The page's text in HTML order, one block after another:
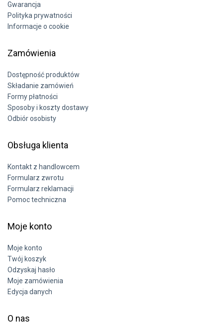
Gwarancja
Polityka prywatności
Informacje o cookie
Zamówienia
Dostępność produktów
Składanie zamówień
Formy płatności
Sposoby i koszty dostawy
Odbiór osobisty
Obsługa klienta
Kontakt z handlowcem
Formularz zwrotu
Formularz reklamacji
Pomoc techniczna
Moje konto
Moje konto
Twój koszyk
Odzyskaj hasło
Moje zamówienia
Edycja danych
O nas